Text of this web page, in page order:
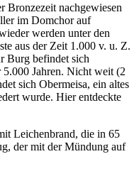
Bronzezeit nachgewiesen
im Domchor auf
werden unter den
aus der Zeit 1.000 v. u. Z.
Burg befindet sich
Jahren. Nicht weit (2
sich Obermeisa, ein altes
wurde. Hier entdeckte
Leichenbrand, die in 65
der mit der Mündung auf